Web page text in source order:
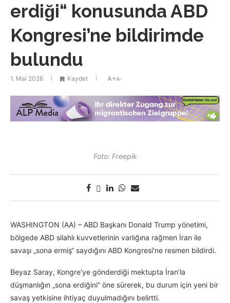
erdiği“ konusunda ABD
Kongresi’ne bildirimde
bulundu
1. Mai 2026 Kaydet A+A-
Foto: Freepik
WASHINGTON (AA) – ABD Başkanı Donald Trump yönetimi,
bölgede ABD silahlı kuvvetlerinin varlığına rağmen İran ile
savaşı „sona ermiş“ saydığını ABD Kongresi’ne resmen bildirdi.
Beyaz Saray, Kongre’ye gönderdiği mektupta İran’la
düşmanlığın „sona erdiğini“ öne sürerek, bu durum için yeni bir
savaş yetkisine ihtiyaç duyulmadığını belirtti.